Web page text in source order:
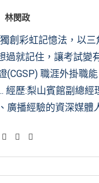
林閔政
創彩虹記憶法，以
就記住，讓考試變
職涯外掛職
歷:梨山賓館副總
播經驗的資深媒體